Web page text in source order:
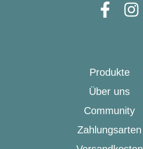
Produkte
Über uns
Community
Zahlungsarten